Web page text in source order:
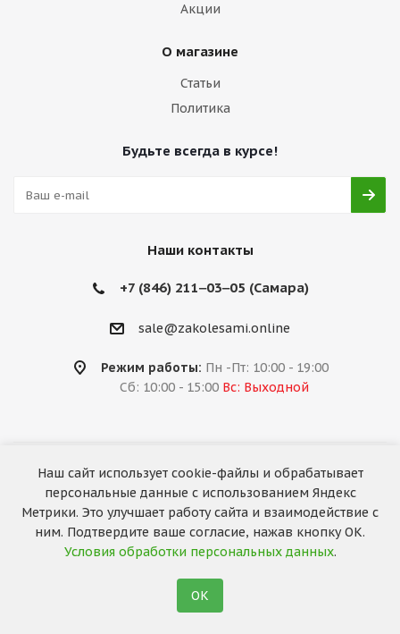
Акции
О магазине
Статьи
Политика
Будьте всегда в курсе!
Наши контакты
+7 (846) 211‒03‒05 (Самара)
sale@zakolesami.online
Режим работы: Пн -Пт: 10:00 - 19:00
Сб: 10:00 - 15:00 Вс: Выходной
2026 © «За колёсами.Online»
Запуск сайта —RuMaster
Наш сайт использует cookie-файлы и обрабатывает
персональные данные с использованием Яндекс
Метрики. Это улучшает работу сайта и взаимодействие с
ним. Подтвердите ваше согласие, нажав кнопку ОК.
Условия обработки персональных данных.
ОК